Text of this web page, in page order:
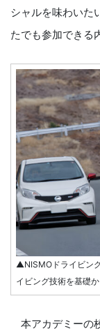
シャルを味わいた
たでも参加できる
▲NISMOドライビン
イビング技術を基礎
本アカデミーの